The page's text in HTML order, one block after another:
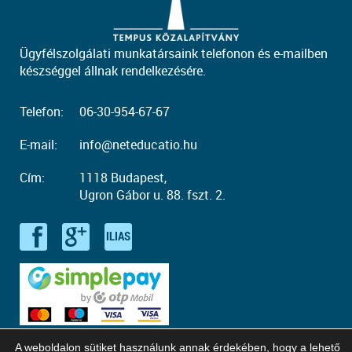
Ügyfélszolgálati munkatársaink telefonon és e-mailben
készséggel állnak rendelkezésére.
Telefon:
06-30-954-67-67
E-mail:
info@neteducatio.hu
Cím:
1118 Budapest,
Ugron Gábor u. 88. fszt. 2.
A weboldalon sütiket használunk annak érdekében, hogy a lehető